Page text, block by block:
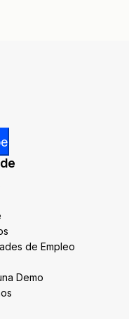
de Empleo
Demo